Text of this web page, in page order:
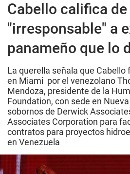
Cabello califica de
"irresponsable" a
panameño que lo
La querella señala que Cabello
en Miami por el venezolano
Mendoza, presidente de la
Foundation, con sede en
sobornos de Derwick
Associates Corporation para
contratos para proyectos
en Venezuela